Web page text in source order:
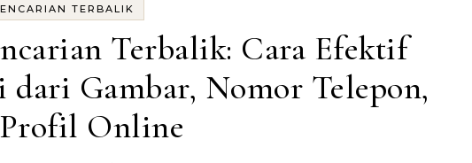
TERBALIK
Terbalik: Cara Efektif
Gambar, Nomor Telepon,
Online